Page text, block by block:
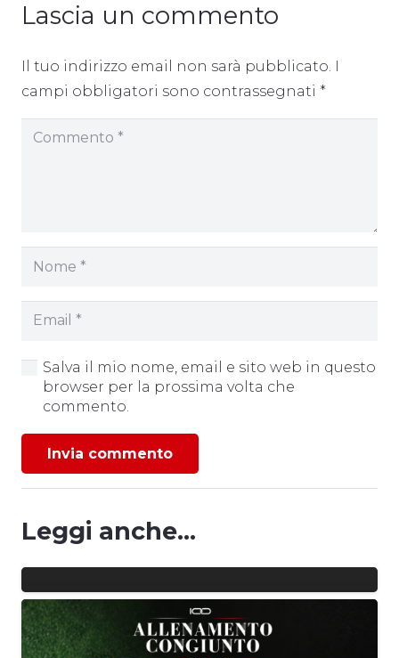
Lascia un commento
Il tuo indirizzo email non sarà pubblicato.
campi obbligatori sono contrassegnati *
Salva il mio nome, email e sito web in questo
browser per la prossima volta che
commento.
Invia commento
Leggi anche...
FUTSAL | NUOVA SPONSORSHIP: